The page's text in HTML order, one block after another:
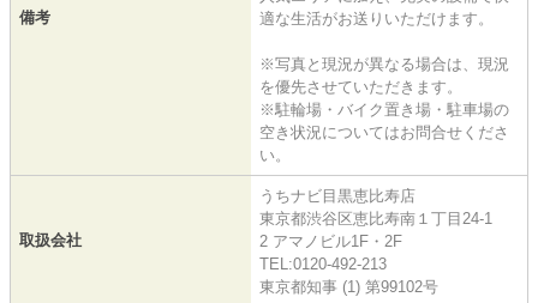
備考
適な生活がお送りいただけます。
※写真と現況が異なる場合は、現況
を優先させていただきます。
※駐輪場・バイク置き場・駐車場の
空き状況についてはお問合せくださ
い。
取扱会社
うちナビ目黒恵比寿店
東京都渋谷区恵比寿南１丁目24-1
2 アマノビル1F・2F
TEL:0120-492-213
東京都知事 (1) 第99102号